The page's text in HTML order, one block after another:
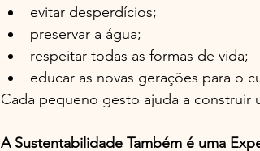
evitar desperdícios;
preservar a água;
respeitar todas as formas de vida;
educar as novas gerações para o
Cada pequeno gesto ajuda a construir
A Sustentabilidade Também é uma